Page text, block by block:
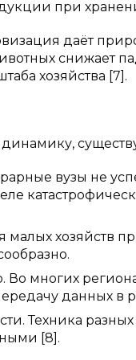
при
даёт
снижает
хозяйства [7].
вузы не
малых хозяйств
многих
данных в
Техника
[8].